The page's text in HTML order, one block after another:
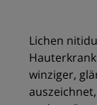
Lichen
winziger,